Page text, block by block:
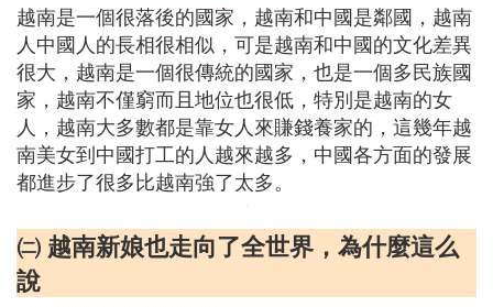
越南是一個很落後的國家，越南和中國是鄰國，越南
人中國人的長相很相似，可是越南和中國的文化差異
很大，越南是一個很傳統的國家，也是一個多民族國
家，越南不僅窮而且地位也很低，特別是越南的女
人，越南大多數都是靠女人來賺錢養家的，這幾年越
南美女到中國打工的人越來越多，中國各方面的發展
都進步了很多比越南強了太多。
㈡ 越南新娘也走向了全世界，為什麼這么
說